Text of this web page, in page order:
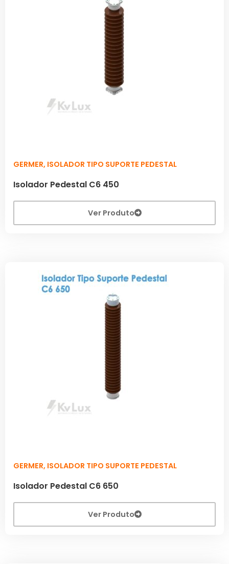
GERMER, ISOLADOR TIPO SUPORTE PEDESTAL
Isolador Pedestal C6 450
Ver Produto
GERMER, ISOLADOR TIPO SUPORTE PEDESTAL
Isolador Pedestal C6 650
Ver Produto